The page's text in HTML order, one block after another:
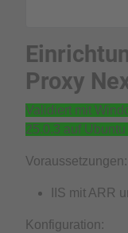
Proxy
Validiert mit
25.0.3 auf
Voraussetzungen:
IIS mit ARR
Konfiguration: